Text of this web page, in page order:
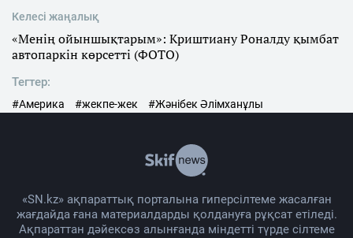
Келесі жаңалық
«Менің ойыншықтарым»: Криштиану Роналду қымбат
автопаркін көрсетті (ФОТО)
Тегтер:
#Америка #жекпе-жек #Жәнібек Әлімханұлы
«SN.kz» ақпараттық порталына гиперсілтеме жасалған
жағдайда ғана материалдарды қолдануға рұқсат етіледі.
Ақпараттан дәйексөз алынғанда міндетті түрде сілтеме